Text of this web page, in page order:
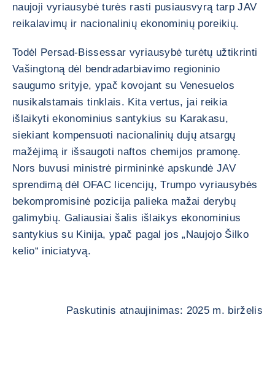
naujoji vyriausybė turės rasti pusiausvyrą tarp JAV
reikalavimų ir nacionalinių ekonominių poreikių.
Todėl Persad-Bissessar vyriausybė turėtų užtikrinti
Vašingtoną dėl bendradarbiavimo regioninio
saugumo srityje, ypač kovojant su Venesuelos
nusikalstamais tinklais. Kita vertus, jai reikia
išlaikyti ekonominius santykius su Karakasu,
siekiant kompensuoti nacionalinių dujų atsargų
mažėjimą ir išsaugoti naftos chemijos pramonę.
Nors buvusi ministrė pirmininkė apskundė JAV
sprendimą dėl OFAC licencijų, Trumpo vyriausybės
bekompromisinė pozicija palieka mažai derybų
galimybių. Galiausiai šalis išlaikys ekonominius
santykius su Kinija, ypač pagal jos „Naujojo Šilko
kelio“ iniciatyvą.
Paskutinis atnaujinimas: 2025 m. birželis